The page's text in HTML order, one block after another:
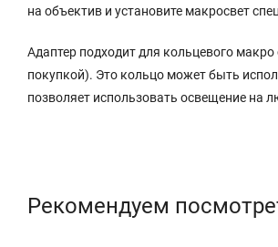
на объектив и установите макросвет
Адаптер подходит для кольцевого макро
покупкой). Это кольцо может быть
позволяет использовать освещение на
Рекомендуем